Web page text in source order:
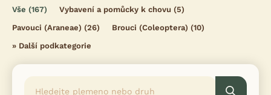
Vše (167) Vybavení a pomůcky k chovu (5)
Pavouci (Araneae) (26) Brouci (Coleoptera) (10)
» Další podkategorie